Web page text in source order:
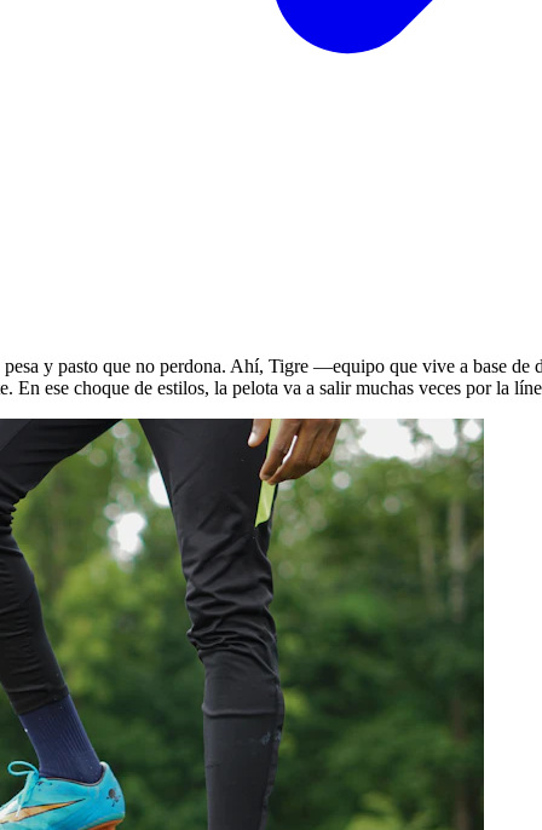
y pasto que no perdona. Ahí, Tigre —equipo que vive a base
En ese choque de estilos, la pelota va a salir muchas veces por la